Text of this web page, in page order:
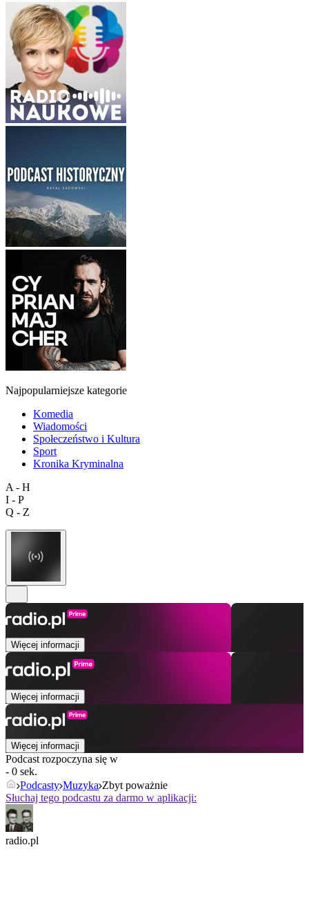
Najpopularniejsze kategorie
Komedia
Wiadomości
Społeczeństwo i Kultura
Sport
Kronika Kryminalna
A - H
I - P
Q - Z
Więcej informacji
Więcej informacji
Więcej informacji
Podcast rozpoczyna się w
- 0 sek.
Podcasty Muzyka Zbyt poważnie
Słuchaj tego podcastu za darmo w aplikacji:
radio.pl